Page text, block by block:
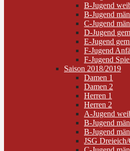
B-Jugend
B-Jugend
C-Jugend
D-Jugend
E-Jugend
F-Jugend
F-Jugend
Saison 2018/2019
Damen 1
Damen 2
Herren 1
Herren 2
A-Jugend
B-Jugend
B-Jugend
JSG